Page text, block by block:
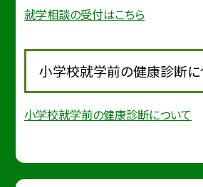
就学相談の受付はこちら
小学校就学前の健康診断に
小学校就学前の健康診断について